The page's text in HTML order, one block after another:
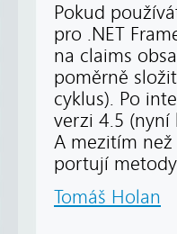
Pokud
pro .NET
na claims
poměrně
cyklus). Po
verzi 4.5 (nyní
A mezitím
portují
Tomáš Holan